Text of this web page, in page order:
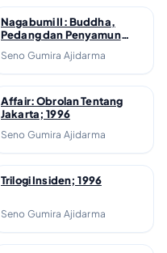
Nagabumi II: Buddha,
Pedang dan Penyamun
Seno Gumira Ajidarma
Affair: Obrolan Tentang
Jakarta; 1996
Seno Gumira Ajidarma
Trilogi Insiden; 1996
Seno Gumira Ajidarma